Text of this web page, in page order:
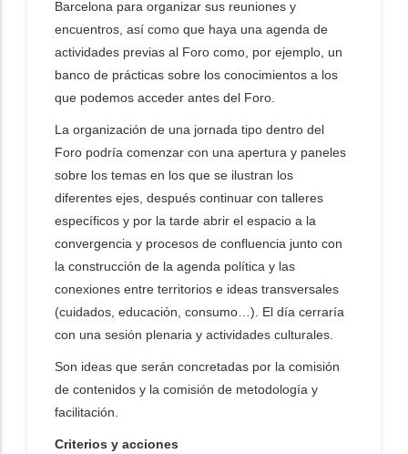
Barcelona para organizar sus reuniones y
encuentros, así como que haya una agenda de
actividades previas al Foro como, por ejemplo, un
banco de prácticas sobre los conocimientos a los
que podemos acceder antes del Foro.
La organización de una jornada tipo dentro del
Foro podría comenzar con una apertura y paneles
sobre los temas en los que se ilustran los
diferentes ejes, después continuar con talleres
específicos y por la tarde abrir el espacio a la
convergencia y procesos de confluencia junto con
la construcción de la agenda política y las
conexiones entre territorios e ideas transversales
(cuidados, educación, consumo…). El día cerraría
con una sesión plenaria y actividades culturales.
Son ideas que serán concretadas por la comisión
de contenidos y la comisión de metodología y
facilitación.
Criterios y acciones